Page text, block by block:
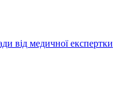
від медичної експертки